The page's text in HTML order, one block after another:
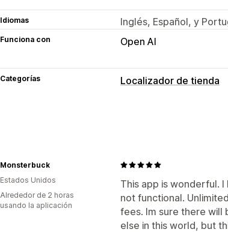
Idiomas Inglés, Español, y
Funciona con Open AI
Categorías Localizador de tienda
Búsqueda y filtros
Búsqueda de sucursal
This app is wonderful.
not functional.
fees. Im sure there will
else in this world, but
Monsterbuck
Estados Unidos
Alrededor de 2 horas
usando la aplicación